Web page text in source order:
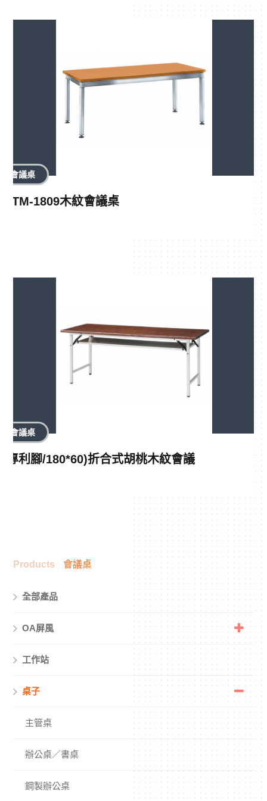
會議桌
OTM-1809木紋會議桌
會議桌
(專利腳/180*60)折合式胡桃木紋會議
Products 會議桌
全部產品
OA屏風
工作站
桌子
主管桌
辦公桌／書桌
鋼製辦公桌